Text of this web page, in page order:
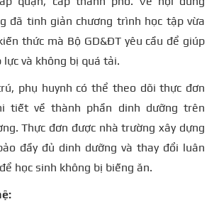
đã tinh giản chương trình học tập vừa
thức mà Bộ GD&ĐT yêu cầu để giúp
lực và không bị quá tải.
phụ huynh có thể theo dõi thực đơn
tiết về thành phần dinh dưỡng trên
Thực đơn được nhà trường xây dựng
đầy đủ dinh dưỡng và thay đổi luân
học sinh không bị biếng ăn.